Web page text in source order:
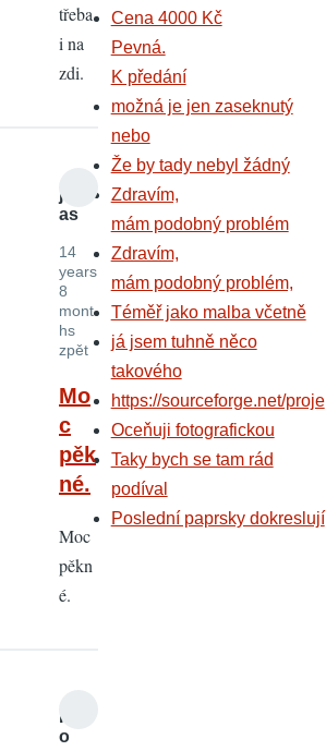
třeba
i na
zdi.
jo
as
14
years
8
mont
hs
zpět
Mo
c
pěk
né.
Moc
pěkn
é.
H
o
Cena 4000 Kč
Pevná.
K předání
možná je jen zaseknutý
nebo
Že by tady nebyl žádný
Zdravím,
mám podobný problém
Zdravím,
mám podobný problém,
Téměř jako malba včetně
já jsem tuhně něco
takového
https://sourceforge.net/proje
Oceňuji fotografickou
Taky bych se tam rád
podíval
Poslední paprsky dokreslují